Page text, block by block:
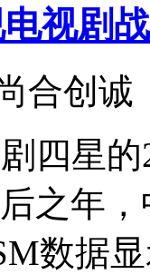
视剧
合创诚
星的
之年
据显